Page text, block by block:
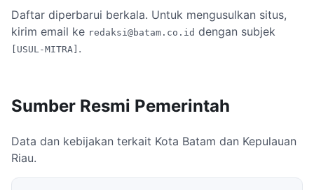
Daftar diperbarui berkala. Untuk mengusulkan situs,
kirim email ke redaksi@batam.co.id dengan subjek
[USUL-MITRA] .
Sumber Resmi Pemerintah
Data dan kebijakan terkait Kota Batam dan Kepulauan
Riau.